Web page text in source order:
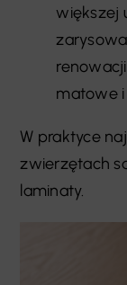
większej
matowe
W praktyce
zwierzętach
laminaty.